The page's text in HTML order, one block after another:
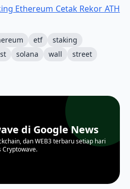
Ethereum Cetak Rekor ATH
etf
staking
solana wall
street
di Google News
dan WEB3 terbaru setiap hari
Cryptowave.